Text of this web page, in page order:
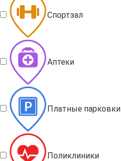
Спортзал
Аптеки
Платные парковки
Поликлиники